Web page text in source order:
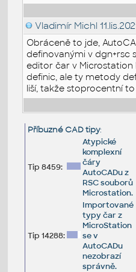
Vladimír Michl
Obráceně to jde,
definovanými v dgn+rsc
editor čar v
definic, ale ty metody
liší, takže stoprocentní
Příbuzné CAD tipy:
Tip 8459:
Atypické
komplexní
čáry
AutoCADu z
RSC souborů
Microstation.
Tip 14288:
Importované
typy čar z
MicroStation
se v
AutoCADu
nezobrazí
správně.